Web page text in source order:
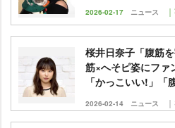
2026-02-17 ニュース
桜井日奈子「腹筋
筋×へそピ姿にファ
「かっこいい!」「
2026-02-14 ニュース